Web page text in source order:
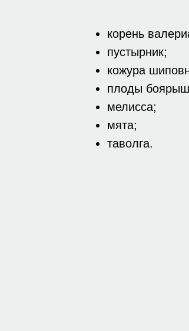
корень
пустырник;
кожура
плоды
мелисса;
мята;
таволга.